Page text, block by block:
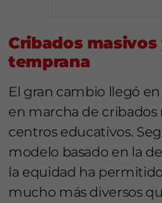
Cribados
temprana
El gran cambio llegó
en marcha de cribados
centros educativos.
modelo basado en la
la equidad ha
mucho más diversos